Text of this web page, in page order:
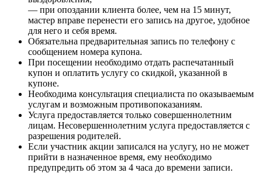
— при опоздании клиента более, чем на 15 минут,
мастер вправе перенести его запись на другое, удобное
для него и себя время.
Обязательна предварительная запись по телефону с
сообщением номера купона.
При посещении необходимо отдать распечатанный
купон и оплатить услугу со скидкой, указанной в
купоне.
Необходима консультация специалиста по оказываемым
услугам и возможным противопоказаниям.
Услуга предоставляется только совершеннолетним
лицам. Несовершеннолетним услуга предоставляется с
разрешения родителей.
Если участник акции записался на услугу, но не может
прийти в назначенное время, ему необходимо
предупредить об этом за 4 часа до времени записи.